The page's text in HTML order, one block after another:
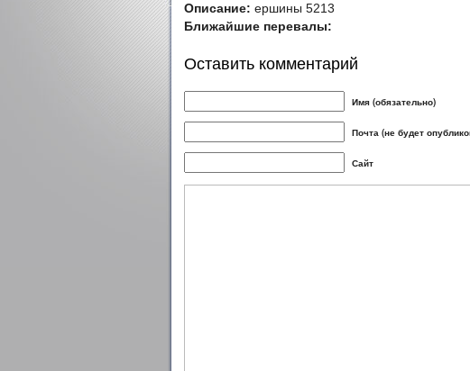
Описание: ершины 5213
Ближайшие перевалы:
Оставить комментарий
Имя (обязательно)
Почта (не будет
Сайт